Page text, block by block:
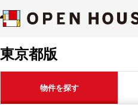
東京都版
物件を探す